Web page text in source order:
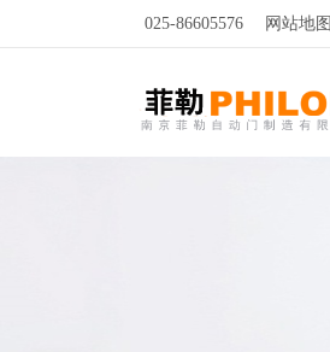
025-86605576 网站地图